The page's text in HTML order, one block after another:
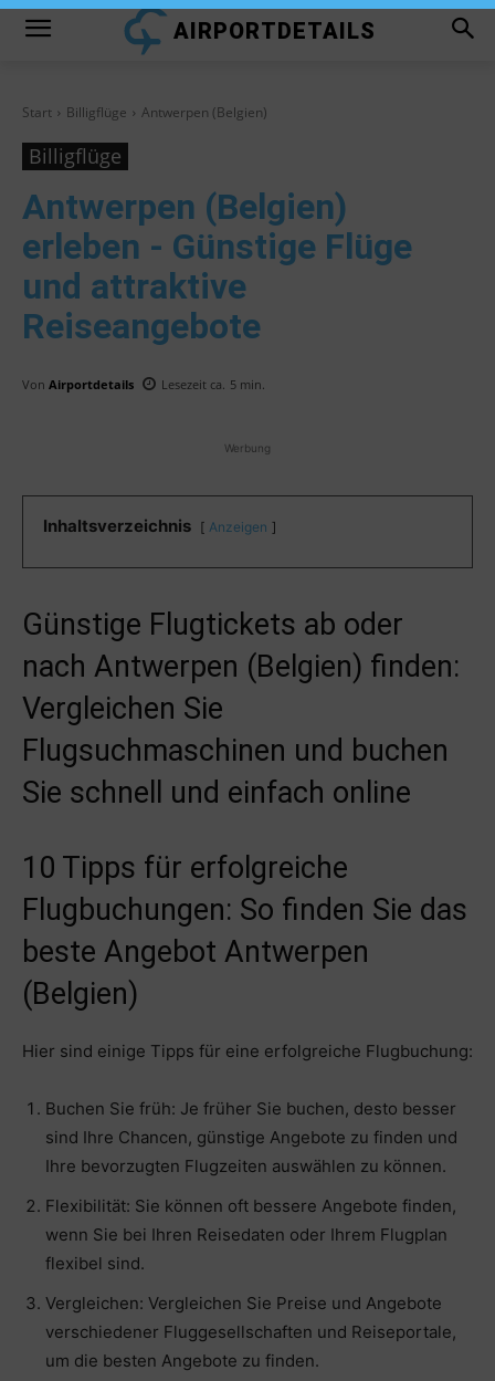
AIRPORTDETAILS
Start Billigflüge Antwerpen (Belgien)
Billigflüge
Antwerpen (Belgien)
erleben - Günstige Flüge
und attraktive
Reiseangebote
Von Airportdetails Lesezeit ca. 5 min.
Werbung
Inhaltsverzeichnis Anzeigen
Günstige Flugtickets ab oder
nach Antwerpen (Belgien) finden:
Vergleichen Sie
Flugsuchmaschinen und buchen
Sie schnell und einfach online
10 Tipps für erfolgreiche
Flugbuchungen: So finden Sie das
beste Angebot Antwerpen
(Belgien)
Hier sind einige Tipps für eine erfolgreiche Flugbuchung:
Buchen Sie früh: Je früher Sie buchen, desto besser
sind Ihre Chancen, günstige Angebote zu finden und
Ihre bevorzugten Flugzeiten auswählen zu können.
Flexibilität: Sie können oft bessere Angebote finden,
wenn Sie bei Ihren Reisedaten oder Ihrem Flugplan
flexibel sind.
Vergleichen: Vergleichen Sie Preise und Angebote
verschiedener Fluggesellschaften und Reiseportale,
um die besten Angebote zu finden.